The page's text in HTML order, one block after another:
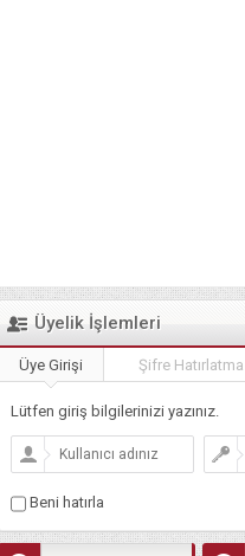
Üyelik İşlemleri
Üye Girişi Şifre Hatırlatma
Lütfen giriş bilgilerinizi yazınız.
Beni hatırla